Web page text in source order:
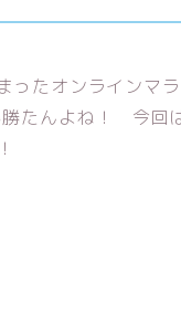
ったオンライン
たんよね！ 今回は